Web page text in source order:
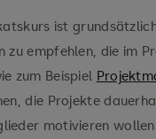
ist
zu empfehlen, die im
zum Beispiel
die Projekte
motivieren